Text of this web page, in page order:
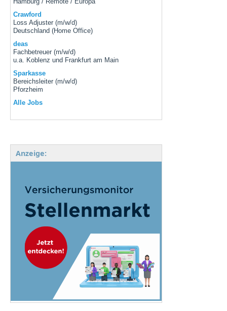
Crawford
Loss Adjuster (m/w/d)
Deutschland (Home Office)
deas
Fachbetreuer (m/w/d)
u.a. Koblenz und Frankfurt am Main
Sparkasse
Bereichsleiter (m/w/d)
Pforzheim
Alle Jobs
Anzeige: